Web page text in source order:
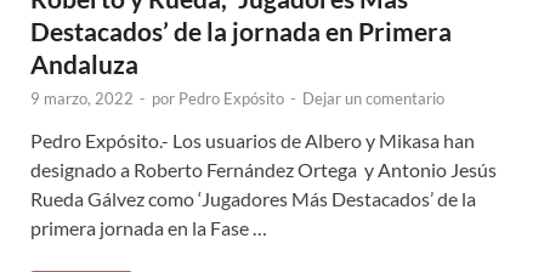
Destacados’ de la jornada en Primera
Andaluza
9 marzo, 2022 - por Pedro Expósito - Dejar un comentario
Pedro Expósito.- Los usuarios de Albero y Mikasa han
designado a Roberto Fernández Ortega y Antonio Jesús
Rueda Gálvez como ‘Jugadores Más Destacados’ de la
primera jornada en la Fase …